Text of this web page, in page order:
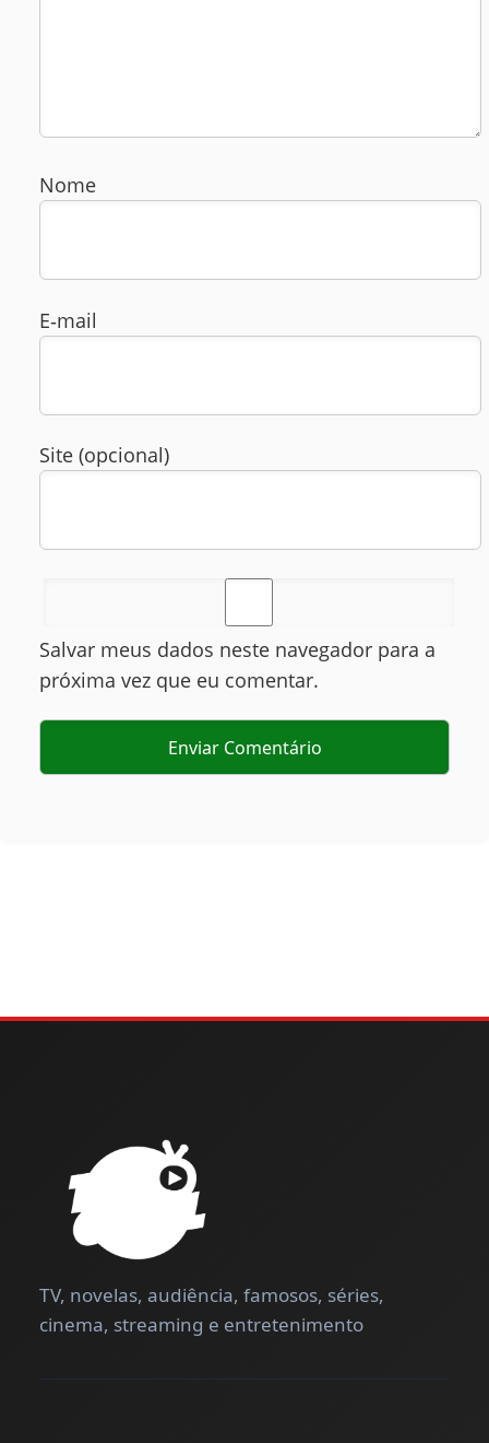
Nome
E‑mail
Site (opcional)
Salvar meus dados neste navegador para a
próxima vez que eu comentar.
TV, novelas, audiência, famosos, séries,
cinema, streaming e entretenimento